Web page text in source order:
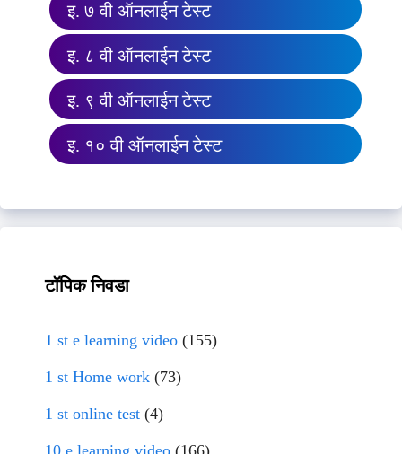
इ. ७ वी ऑनलाईन टेस्ट
इ. ८ वी ऑनलाईन टेस्ट
इ. ९ वी ऑनलाईन टेस्ट
इ. १० वी ऑनलाईन टेस्ट
टॉपिक निवडा
1 st e learning video (155)
1 st Home work (73)
1 st online test (4)
10 e learning video (166)